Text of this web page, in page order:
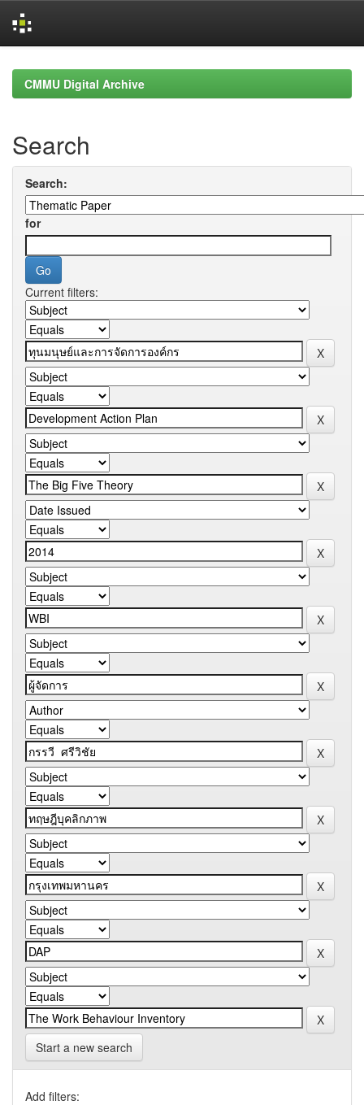
navigationCMMU Digital Archive
Search
Search:
for
Current filters:
Start a new search
Add filters: